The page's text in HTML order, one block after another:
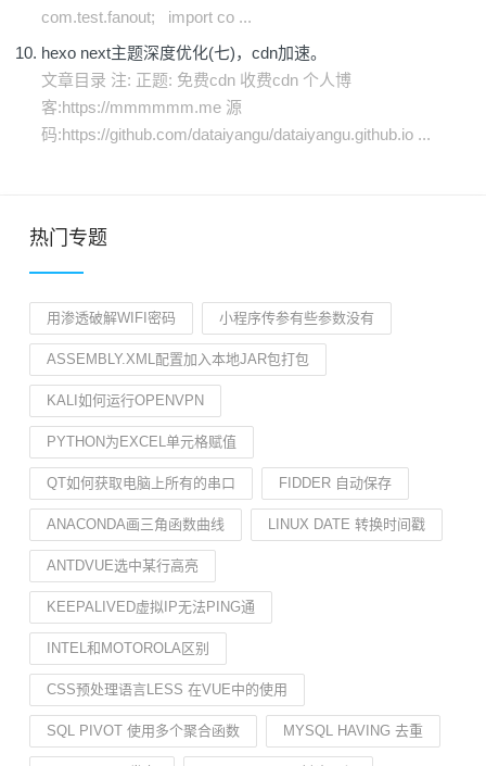
com.test.fanout; import co ...
hexo next主题深度优化(七)，cdn加速。
文章目录 注: 正题: 免费cdn 收费cdn 个人博
客:https://mmmmmm.me 源
码:https://github.com/dataiyangu/dataiyangu.github.io ...
热门专题
用渗透破解WIFI密码 小程序传参有些参数没有
ASSEMBLY.XML配置加入本地JAR包打包
KALI如何运行OPENVPN
PYTHON为EXCEL单元格赋值
QT如何获取电脑上所有的串口 FIDDER 自动保存
ANACONDA画三角函数曲线 LINUX DATE 转换时间戳
ANTDVUE选中某行高亮
KEEPALIVED虚拟IP无法PING通
INTEL和MOTOROLA区别
CSS预处理语言LESS 在VUE中的使用
SQL PIVOT 使用多个聚合函数 MYSQL HAVING 去重